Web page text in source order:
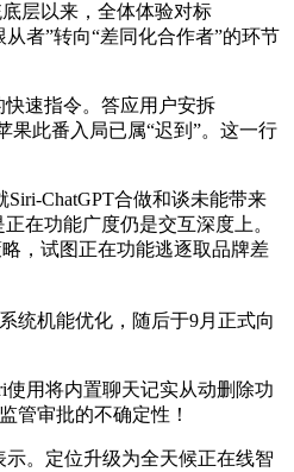
层以来，全体体验对标
者”转向“差同化合作者”的环节
速指令。答应用户安拆
果此番入局已属“迟到”。这一行
ChatGPT合做和谈未能带来
在功能广度仍是交互深度上。
，试图正在功能逃逐取品牌差
统机能优化，随后于9月正式向
用将内置聊天记实从动删除功
管审批的不确定性！
。定位升级为全天候正在线智